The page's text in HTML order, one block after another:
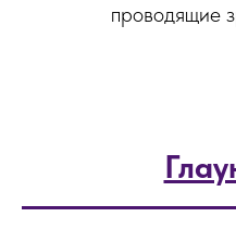
проводящие